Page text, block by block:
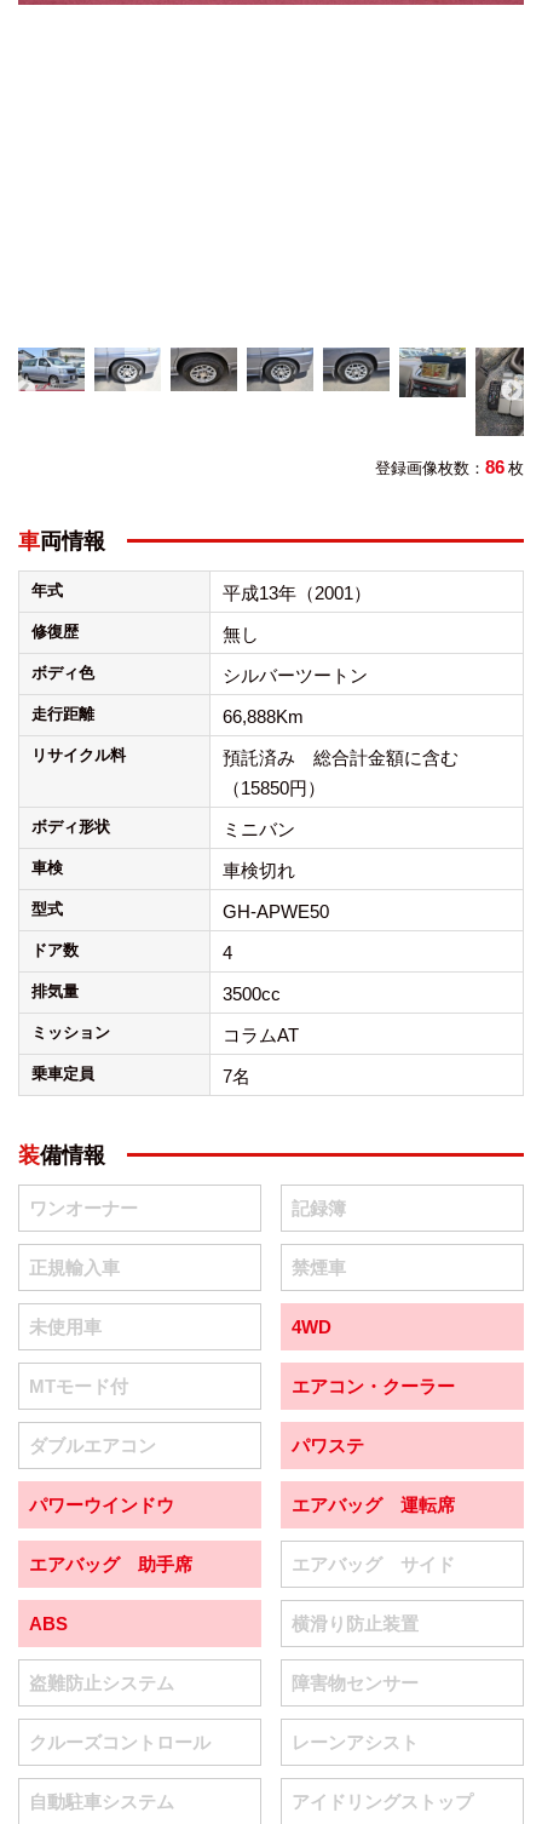
登録画像枚数： 86 枚
車両情報
年式 平成13年（2001）
修復歴 無し
ボディ色 シルバーツートン
走行距離 66,888Km
リサイクル料
預託済み 総合計金額に含む
（15850円）
ボディ形状 ミニバン
車検 車検切れ
型式 GH-APWE50
ドア数 4
排気量 3500cc
ミッション コラムAT
乗車定員 7名
装備情報
ワンオーナー 記録簿
正規輸入車 禁煙車
未使用車 4WD
MTモード付 エアコン・クーラー
ダブルエアコン パワステ
パワーウインドウ エアバッグ 運転席
エアバッグ 助手席 エアバッグ サイド
ABS 横滑り防止装置
盗難防止システム 障害物センサー
クルーズコントロール レーンアシスト
自動駐車システム アイドリングストップ